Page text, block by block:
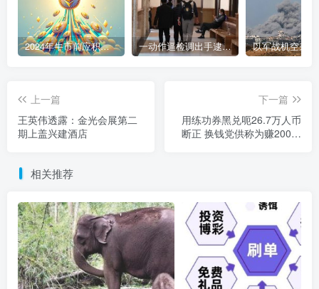
2024年牛市前应积累的9种加密货币 一动作逼检调出手逮人 陈盈助暴富史起底
上一篇
王英伟透露：金光会展第二
期上盖兴建酒店
下一篇
用练功券黑兑呃26.7万人币
断正 换钱党供称为赚200元
相关推荐